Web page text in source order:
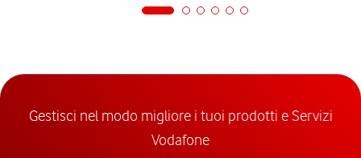
Gestisci nel modo migliore i tuoi prodotti e Servizi
Vodafone